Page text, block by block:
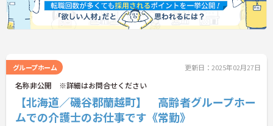
グループホーム 更新日：2025年02月27日
名称非公開 ※詳細はお問合せください
【北海道／磯谷郡蘭越町】 高齢者グループホー
ムでの介護士のお仕事です《常勤》